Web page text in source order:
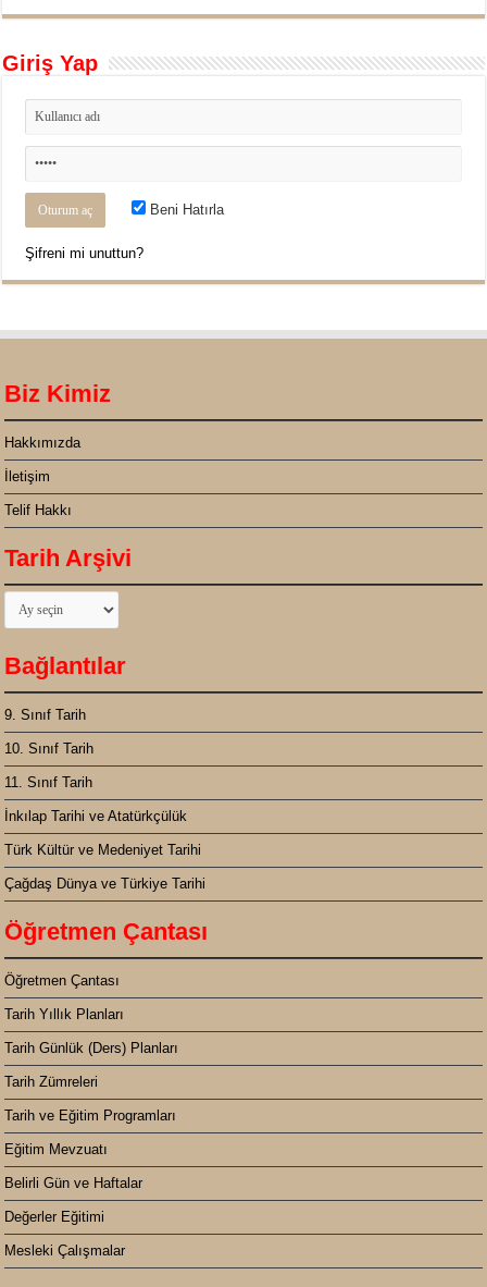
Giriş Yap
Beni Hatırla
Şifreni mi unuttun?
Biz Kimiz
Hakkımızda
İletişim
Telif Hakkı
Tarih Arşivi
Tarih
Arşivi
Bağlantılar
9. Sınıf Tarih
10. Sınıf Tarih
11. Sınıf Tarih
İnkılap Tarihi ve Atatürkçülük
Türk Kültür ve Medeniyet Tarihi
Çağdaş Dünya ve Türkiye Tarihi
Öğretmen Çantası
Öğretmen Çantası
Tarih Yıllık Planları
Tarih Günlük (Ders) Planları
Tarih Zümreleri
Tarih ve Eğitim Programları
Eğitim Mevzuatı
Belirli Gün ve Haftalar
Değerler Eğitimi
Mesleki Çalışmalar